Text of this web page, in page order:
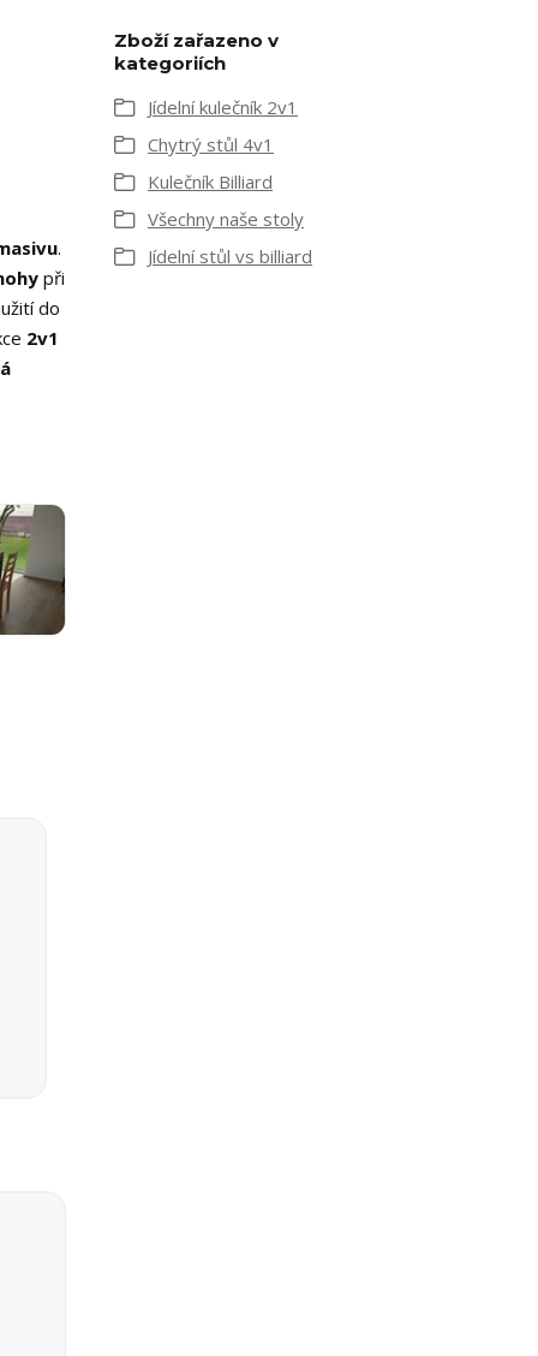
.
při
do
2v1
Zboží zařazeno v
kategoriích
Jídelní kulečník 2v1
Chytrý stůl 4v1
Kulečník Billiard
Všechny naše stoly
Jídelní stůl vs billiard